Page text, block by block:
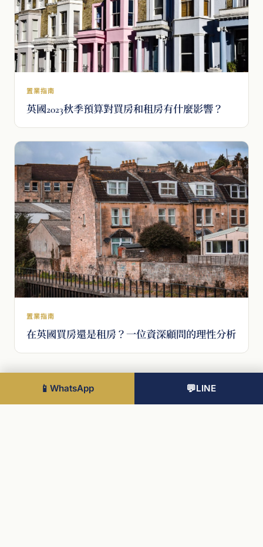
置業指南
英國2023秋季預算對買房和租房有什麼影響？
置業指南
在英國買房還是租房？一位資深顧問的理性分析
📱WhatsApp 💬LINE